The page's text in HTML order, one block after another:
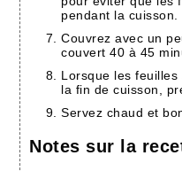
pendant la cuisson.
Couvrez avec un
couvert 40 à 45
Lorsque les
la fin de cuisson,
Servez chaud et
Notes sur la